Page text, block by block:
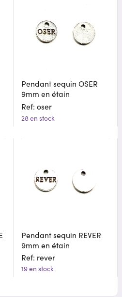
Pendant sequin OSER
9mm en étain
Ref: oser
28 en stock
Pendant sequin REVER
9mm en étain
Ref: rever
19 en stock